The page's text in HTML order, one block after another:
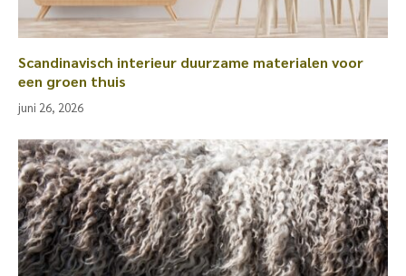
Scandinavisch interieur duurzame materialen voor
een groen thuis
juni 26, 2026